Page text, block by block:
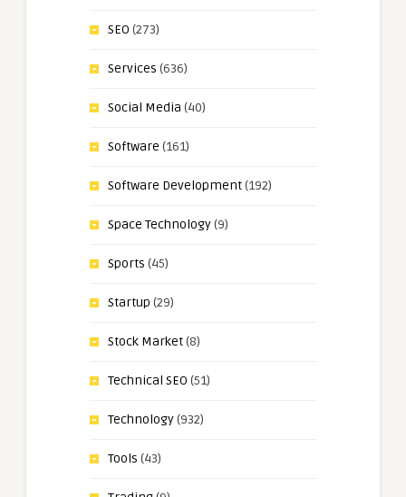
SEO (273)
Services (636)
Social Media (40)
Software (161)
Software Development(192)
Space Technology(9)
Sports (45)
Startup (29)
Stock Market(8)
Technical SEO (51)
Technology(932)
Tools (43)